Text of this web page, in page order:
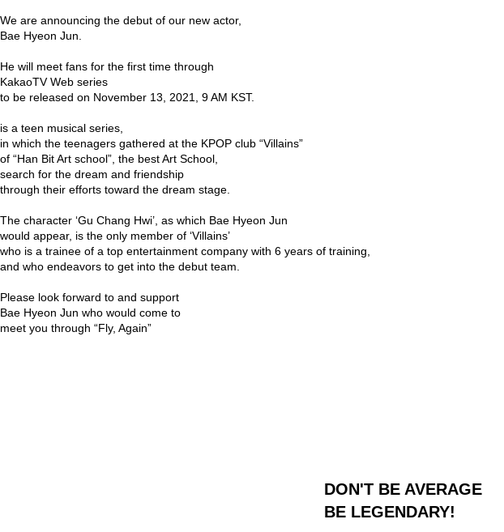
We are announcing the debut of our new actor,
Bae Hyeon Jun.
He will meet fans for the first time through
KakaoTV Web series
to be released on November 13, 2021, 9 AM KST.
is a teen musical series,
in which the teenagers gathered at the KPOP club “Villains”
of “Han Bit Art school”, the best Art School,
search for the dream and friendship
through their efforts toward the dream stage.
The character ‘Gu Chang Hwi’, as which Bae Hyeon Jun
would appear, is the only member of ‘Villains’
who is a trainee of a top entertainment company with 6 years of training,
and who endeavors to get into the debut team.
Please look forward to and support
Bae Hyeon Jun who would come to
meet you through “Fly, Again”
DON'T BE AVERAGE
BE LEGENDARY!